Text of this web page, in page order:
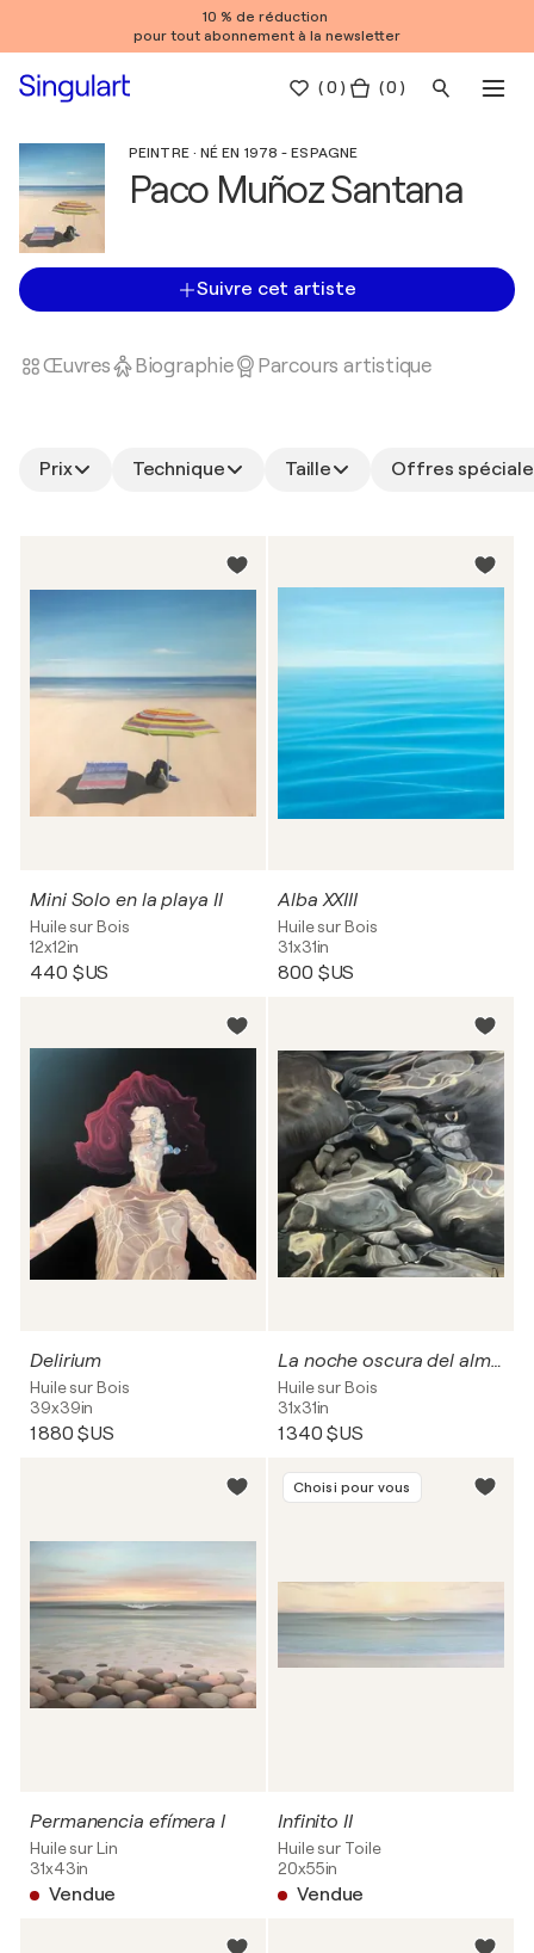
10 % de réduction
pour tout abonnement à la newsletter
(0 ) ( 0 )
PEINTRE · NÉ EN 1978 - ESPAGNE
Paco Muñoz Santana
Suivre cet artiste
Œuvres Biographie Parcours artistique
Prix Technique Taille Offres
Mini Solo en la playa II
Huile sur Bois
12x12in
440 $US
Alba XXIII
Huile sur Bois
31x31in
800 $US
Delirium
Huile sur Bois
39x39in
1 880 $US
La noche oscura del alma II
Huile sur Bois
31x31in
1 340 $US
Permanencia efímera I
Huile sur Lin
31x43in
Vendue
Choisi pour vous
Infinito II
Huile sur Toile
20x55in
Vendue